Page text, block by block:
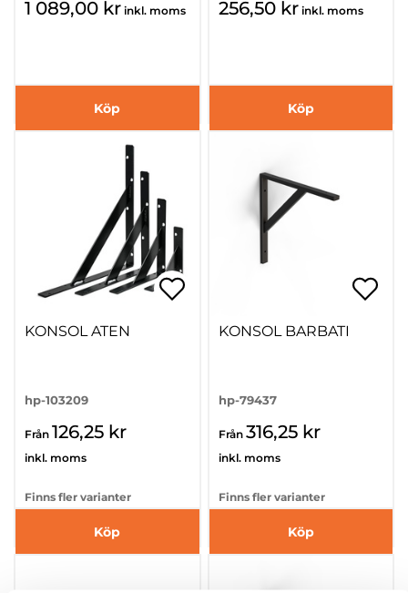
1 089,00 kr inkl. moms
Köp
256,50 kr inkl. moms
Köp
KONSOL ATEN
hp-103209
Från 126,25 kr
inkl. moms
Finns fler varianter
Köp
KONSOL BARBATI
hp-79437
Från 316,25 kr
inkl. moms
Finns fler varianter
Köp